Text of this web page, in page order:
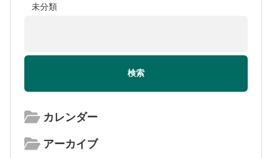
未分類
カレンダー
アーカイブ